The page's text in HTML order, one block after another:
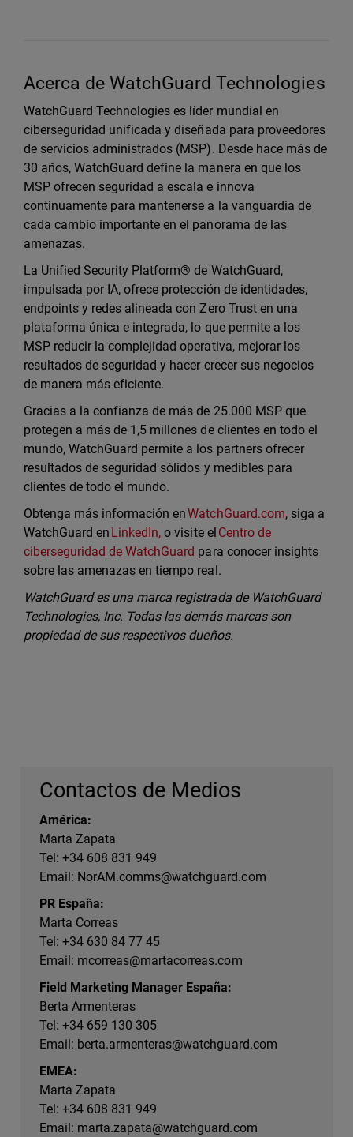
Acerca de WatchGuard Technologies
WatchGuard Technologies es líder mundial en
ciberseguridad unificada y diseñada para proveedores
de servicios administrados (MSP). Desde hace más de
30 años, WatchGuard define la manera en que los
MSP ofrecen seguridad a escala e innova
continuamente para mantenerse a la vanguardia de
cada cambio importante en el panorama de las
amenazas.
La Unified Security Platform® de WatchGuard,
impulsada por IA, ofrece protección de identidades,
endpoints y redes alineada con Zero Trust en una
plataforma única e integrada, lo que permite a los
MSP reducir la complejidad operativa, mejorar los
resultados de seguridad y hacer crecer sus negocios
de manera más eficiente.
Gracias a la confianza de más de 25.000 MSP que
protegen a más de 1,5 millones de clientes en todo el
mundo, WatchGuard permite a los partners ofrecer
resultados de seguridad sólidos y medibles para
clientes de todo el mundo.
Obtenga más información enWatchGuard.com, siga a
WatchGuard en LinkedIn, o visite el Centro de
ciberseguridad de WatchGuard para conocer insights
sobre las amenazas en tiempo real.
WatchGuard es una marca registrada de WatchGuard
Technologies, Inc. Todas las demás marcas son
propiedad de sus respectivos dueños.
Contactos de Medios
América:
Marta Zapata
Tel: +34 608 831 949
Email: NorAM.comms@watchguard.com
PR España:
Marta Correas
Tel: +34 630 84 77 45
Email: mcorreas@martacorreas.com
Field Marketing Manager España:
Berta Armenteras
Tel: +34 659 130 305
Email: berta.armenteras@watchguard.com
EMEA:
Marta Zapata
Tel: +34 608 831 949
Email: marta.zapata@watchguard.com